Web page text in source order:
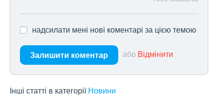
надсилати мені нові коментарі за цією темою
Залишити коментар або Відмінити
Інші статті в категорії Новини